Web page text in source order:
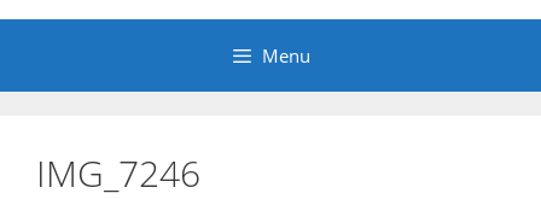
Menu
IMG_7246